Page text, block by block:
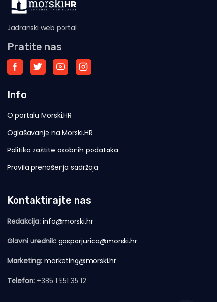
Jadranski web portal
Pratite nas
Info
O portalu Morski.HR
Oglašavanje na Morski.HR
Politika zaštite osobnih podataka
Pravila prenošenja sadržaja
Kontaktirajte nas
Redakcija: info@morski.hr
Glavni urednik: gasparjurica@morski.hr
Marketing: marketing@morski.hr
Telefon: +385 1 551 35 12